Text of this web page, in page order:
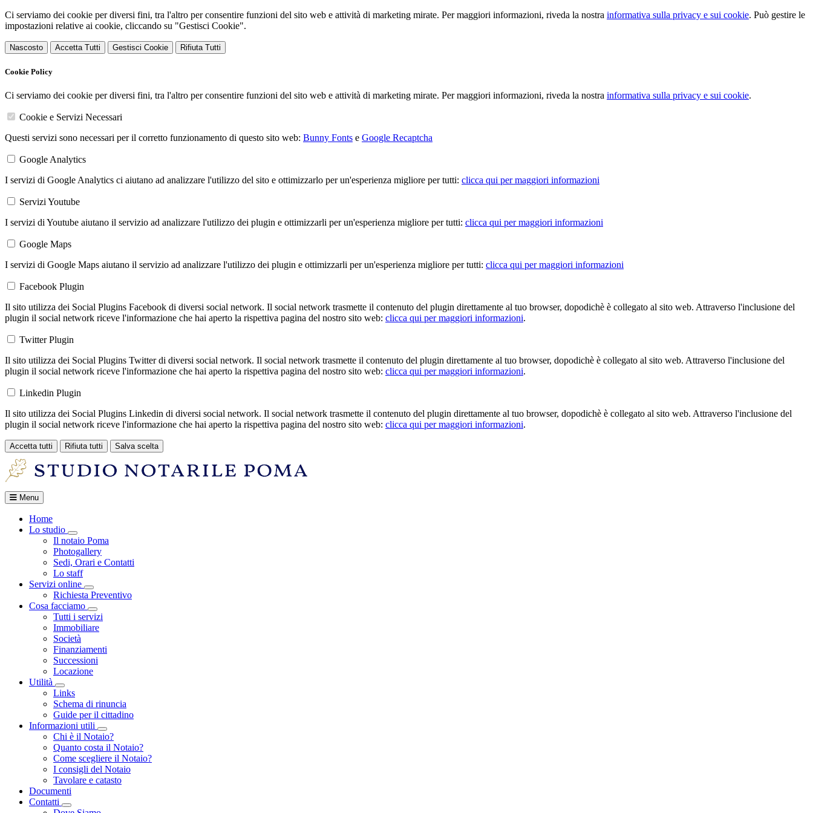
Ci serviamo dei cookie per diversi fini, tra l'altro per consentire funzioni del sito web e attività di marketing mirate. Per maggiori informazioni, riveda la nostra informativa sulla privacy e sui cookie. Può gestire le
impostazioni relative ai cookie, cliccando su "Gestisci Cookie".
Nascosto Accetta Tutti Gestisci Cookie Rifiuta Tutti
Cookie Policy
Ci serviamo dei cookie per diversi fini, tra l'altro per consentire funzioni del sito web e attività di marketing mirate. Per maggiori informazioni, riveda la nostra informativa sulla privacy e sui cookie.
Cookie e Servizi Necessari
Questi servizi sono necessari per il corretto funzionamento di questo sito web: Bunny Fonts e Google Recaptcha
Google Analytics
I servizi di Google Analytics ci aiutano ad analizzare l'utilizzo del sito e ottimizzarlo per un'esperienza migliore per tutti: clicca qui per maggiori informazioni
Servizi Youtube
I servizi di Youtube aiutano il servizio ad analizzare l'utilizzo dei plugin e ottimizzarli per un'esperienza migliore per tutti: clicca qui per maggiori informazioni
Google Maps
I servizi di Google Maps aiutano il servizio ad analizzare l'utilizzo dei plugin e ottimizzarli per un'esperienza migliore per tutti: clicca qui per maggiori informazioni
Facebook Plugin
Il sito utilizza dei Social Plugins Facebook di diversi social network. Il social network trasmette il contenuto del plugin direttamente al tuo browser, dopodichè è collegato al sito web. Attraverso l'inclusione del
plugin il social network riceve l'informazione che hai aperto la rispettiva pagina del nostro sito web: clicca qui per maggiori informazioni.
Twitter Plugin
Il sito utilizza dei Social Plugins Twitter di diversi social network. Il social network trasmette il contenuto del plugin direttamente al tuo browser, dopodichè è collegato al sito web. Attraverso l'inclusione del
plugin il social network riceve l'informazione che hai aperto la rispettiva pagina del nostro sito web: clicca qui per maggiori informazioni.
Linkedin Plugin
Il sito utilizza dei Social Plugins Linkedin di diversi social network. Il social network trasmette il contenuto del plugin direttamente al tuo browser, dopodichè è collegato al sito web. Attraverso l'inclusione del
plugin il social network riceve l'informazione che hai aperto la rispettiva pagina del nostro sito web: clicca qui per maggiori informazioni.
Accetta tutti Rifiuta tutti Salva scelta
Loading...
Menu
Home
Lo studio
Toggle Dropdown
Il notaio Poma
Photogallery
Sedi, Orari e Contatti
Lo staff
Servizi online
Toggle Dropdown
Richiesta Preventivo
Cosa facciamo
Toggle Dropdown
Tutti i servizi
Immobiliare
Società
Finanziamenti
Successioni
Locazione
Utilità
Toggle Dropdown
Links
Schema di rinuncia
Guide per il cittadino
Informazioni utili
Toggle Dropdown
Chi è il Notaio?
Quanto costa il Notaio?
Come scegliere il Notaio?
I consigli del Notaio
Tavolare e catasto
Documenti
Contatti
Toggle Dropdown